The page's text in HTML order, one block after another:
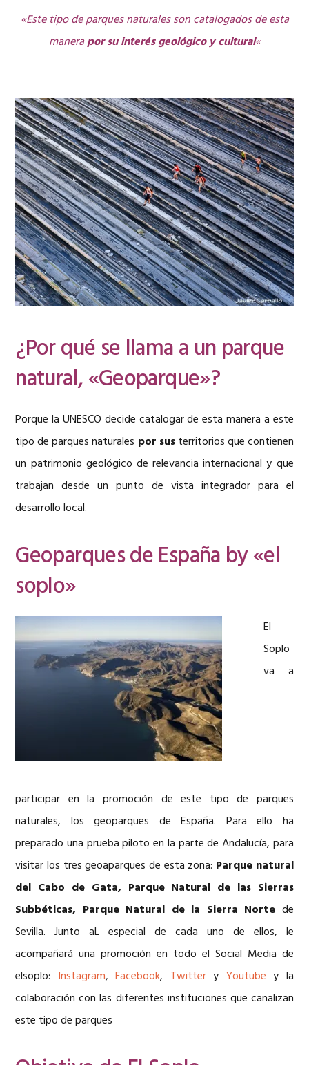
«Este tipo de parques naturales son catalogados de esta
manerapor su interés geológico y cultural«
¿Por qué se llama a un parque
natural, «Geoparque»?
Porque la UNESCO decide catalogar de esta manera a este
tipo de parques naturales por susterritorios que contienen
un patrimonio geológico de relevancia internacional y que
trabajan desde un punto de vista integrador para el
desarrollo local.
Geoparques de España by «el
soplo»
El
Soplo
va a
participar en la promoción de este tipo de parques
naturales, los geoparques de España. Para ello ha
preparado una prueba piloto en la parte de Andalucía, para
visitar los tres geoaparques de esta zona: Parque natural
del Cabo de Gata, Parque Natural de las Sierras
Subbéticas, Parque Natural de la Sierra Norte de
Sevilla. Junto aL especial de cada uno de ellos, le
acompañará una promoción en todo el Social Media de
elsoplo: Instagram,Facebook, Twittery Youtubey la
colaboración con las diferentes instituciones que canalizan
este tipo de parques